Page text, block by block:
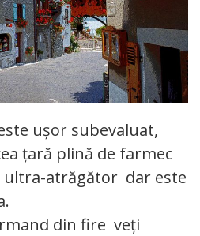
ușor subevaluat,
țară plină de farmec
atrăgător dar este
din fire veți